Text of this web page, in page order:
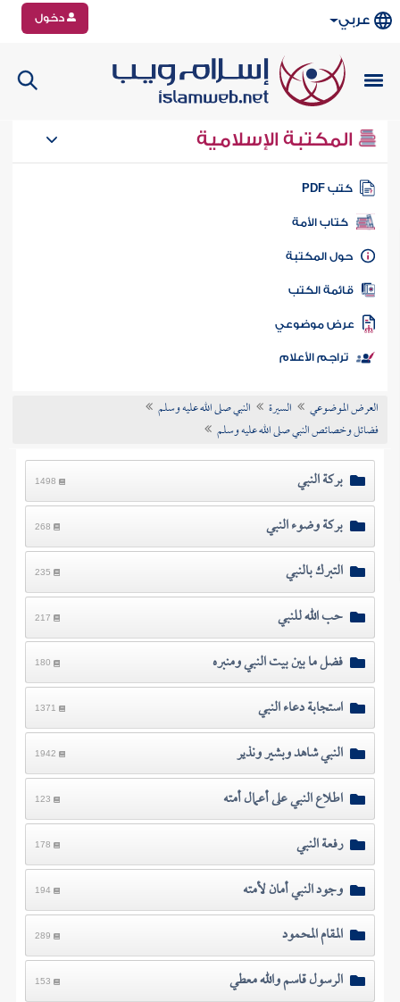
عربي دخول
المكتبة الإسلامية
كتب PDF
كتاب الأمة
المكتبة
الكتب
موضوعي
تراجم الأعلام
العرض الموضوعي السيرة
النبي صلى الله عليه وسلم
فضائل وخصائص النبي صلى الله عليه وسلم
بركة النبي 1498
بركة وضوء النبي 268
التبرك بالنبي 235
حب الله للنبي 217
فضل ما بين بيت النبي ومنبره 180
استجابة دعاء النبي 1371
النبي شاهد وبشير ونذير 1942
اطلاع النبي على أعمال أمته 123
رفعة النبي 178
وجود النبي أمان لأمته 194
المقام المحمود 289
الرسول قاسم والله معطي 153